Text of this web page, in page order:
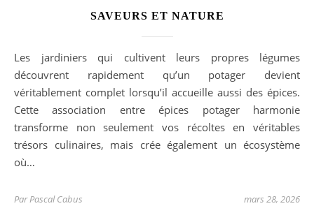
SAVEURS ET NATURE
Les jardiniers qui cultivent leurs propres légumes
découvrent rapidement qu’un potager devient
véritablement complet lorsqu’il accueille aussi des épices.
Cette association entre épices potager harmonie
transforme non seulement vos récoltes en véritables
trésors culinaires, mais crée également un écosystème
où…
ParPascal Cabus mars 28, 2026